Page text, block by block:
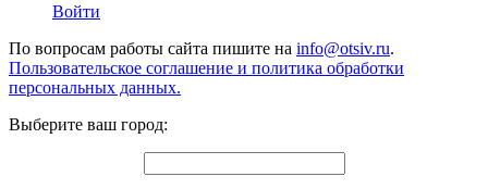
Войти
По вопросам работы сайта пишите на info@otsiv.ru.
Пользовательское соглашение и политика обработки
персональных данных.
Выберите ваш город: